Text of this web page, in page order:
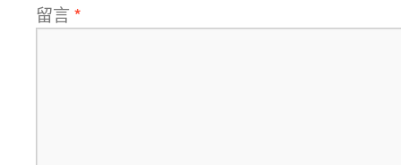
留言 *